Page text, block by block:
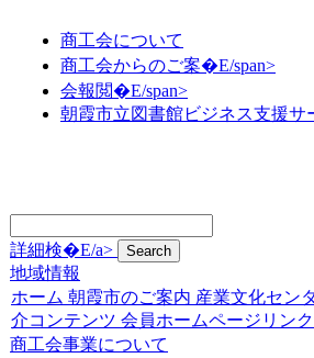
商工会について
商工会からのご案�E/span>
会報閲�E/span>
朝霞市立図書館ビジネス支援サ
詳細検�E/a>
地域情報
ホーム 朝霞市のご案内 産業文化セン
介コンテンツ 会員ホームページリン
商工会事業について